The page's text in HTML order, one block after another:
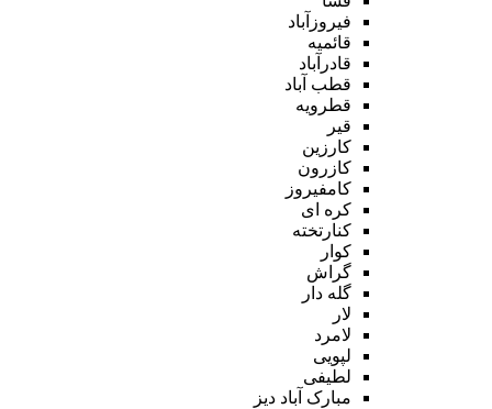
فیروزآباد
قائمیه
قادرآباد
قطب آباد
قطرویه
قیر
کارزین
کازرون
کامفیروز
کره ای
کنارتخته
کوار
گراش
گله دار
لار
لامرد
لپویی
لطیفی
مبارک آباد دیز